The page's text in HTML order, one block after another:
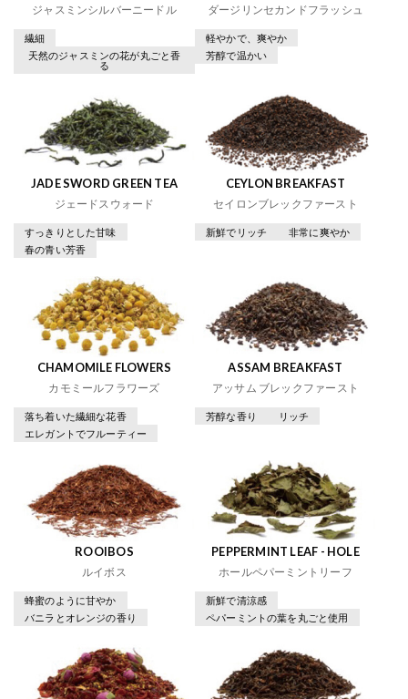
ジャスミンシルバーニードル
繊細
天然のジャスミンの花が丸ごと香
る
ダージリンセカンドフラッシュ
軽やかで、爽やか
芳醇で温かい
JADE SWORD GREEN TEA
ジェードスウォード
すっきりとした甘味
春の青い芳香
CEYLON BREAKFAST
セイロンブレックファースト
新鮮でリッチ 非常に爽やか
CHAMOMILE FLOWERS
カモミールフラワーズ
落ち着いた繊細な花香
エレガントでフルーティー
ASSAM BREAKFAST
アッサム ブレックファースト
芳醇な香り リッチ
ROOIBOS
ルイボス
蜂蜜のように甘やか
バニラとオレンジの香り
PEPPERMINT LEAF - HOLE
ホールペパーミントリーフ
新鮮で清涼感
ペパーミントの葉を丸ごと使用